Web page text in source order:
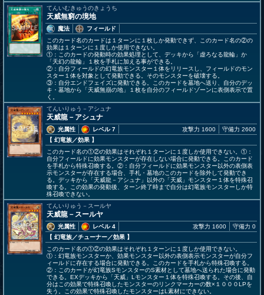
てんいむきゅうのきょうち
天威無窮の境地
魔法
フィールド
このカード名のカードは１ターンに１枚しか発動できず、このカード名の②の
効果は１ターンに１度しか使用できない。
①：このカードの発動時の効果処理として、デッキから「虚ろなる龍輪」か
「天幻の龍輪」１枚を手札に加える事ができる。
②：自分フィールドの幻竜族モンスター１体をリリースし、フィールドのモン
スター１体を対象として発動できる。そのモンスターを破壊する。
③：自分エンドフェイズに発動できる。このカードを墓地へ送り、自分のデッ
キ・墓地から「天威無崩の地」１枚を自分のフィールドゾーンに表側表示で置
く。
てんいりゅう－アシュナ
天威龍－アシュナ
光属性
レベル 7
【 幻竜族／効果 】
攻撃力 1600 守備力 2600
このカード名の①②の効果はそれぞれ１ターンに１度しか使用できない。①：
自分フィールドに効果モンスターが存在しない場合に発動できる。このカード
を手札から特殊召喚する。②：自分フィールドに効果モンスター以外の表側表
示モンスターが存在する場合、手札・墓地のこのカードを除外して発動でき
る。デッキから「天威龍－アシュナ」以外の「天威」モンスター１体を特殊召
喚する。この効果の発動後、ターン終了時まで自分は幻竜族モンスターしか特
殊召喚できない。
てんいりゅう－スールヤ
天威龍－スールヤ
光属性
レベル 4
【 幻竜族／チューナー／効果 】
攻撃力 1600 守備力 0
このカード名の①②の効果はそれぞれ１ターンに１度しか使用できない。
①：幻竜族モンスターか、効果モンスター以外の表側表示モンスターが自分フ
ィールドに存在する場合に発動できる。このカードを手札から特殊召喚する。
②：このカードが幻竜族SモンスターのS素材として墓地へ送られた場合に発動
できる。EXデッキから「天威」Lモンスター１体を特殊召喚する。その後、自
分はこの効果で特殊召喚したモンスターのリンクマーカーの数×１０００LPを
失う。この効果で特殊召喚したモンスターはL素材にできない。